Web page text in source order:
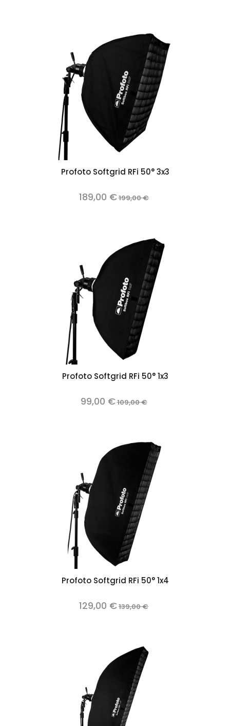
Profoto Softgrid RFi 50° 3x3
189,00 €199,00 €
Profoto Softgrid RFi 50° 1x3
99,00 €109,00 €
Profoto Softgrid RFi 50° 1x4
129,00 €139,00 €